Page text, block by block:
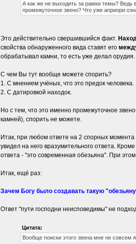
А как же не выходить за рамки темы? Ведь
промежуточное звено? Что уже априори
Это действительно свершившийся факт.
свойства обнаруженного вида ставят его
обрабатывал камни, то есть уже делал орудия.
С чем Вы тут вообще можете спорить?
1. С мнением учёных, что это предок человека.
2. С датировкой находок.
Но с тем, что это именно промежуточное
камней), спорить не можете.
Итак, при любом ответе на 2 спорных
увидел на него вразумительного ответа.
ответа - "это современная обезьяна". При
Итак, ещё раз:
Зачем Богу было создавать такую
Ответ "пути господни неисповедимы" не
Цитата:
Вообще поиски этого звена мне не совсем